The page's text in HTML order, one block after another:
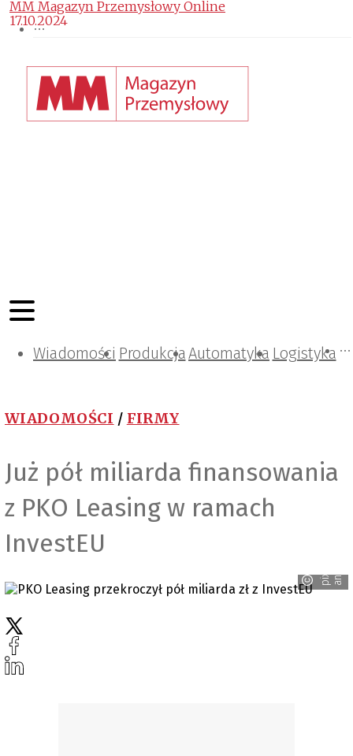
Wiadomości ProdukcjaAutomatyka Logistyka
Projektowanie i konstrukcje
Zarządzanie i IT
Tematy specjalne
WIADOMOŚCI / FIRMY
Już pół miliarda finansowania
z PKO Leasing w ramach
InvestEU
p
i
x
a
b
a
y
-
a
n
n
ca
MM Magazyn Przemysłowy Online
17.10.2024